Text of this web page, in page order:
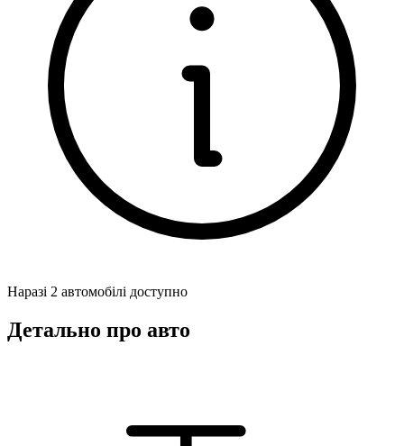
Наразі 2 автомобілі доступно
Детально про авто